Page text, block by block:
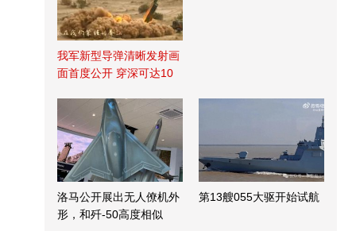
我军新型导弹清晰发射画
面首度公开 穿深可达10
洛马公开展出无人僚机外
形，和歼-50高度相似
第13艘055大驱开始试航